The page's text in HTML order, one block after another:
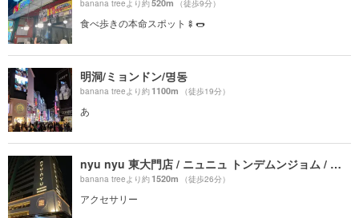
banana treeより約520m （徒歩9分）
食べ歩きの本命スポット🍢🌭
明洞/ミョンドン/명동
banana treeより約1100m （徒歩19分）
あ
nyu nyu 東大門店 / ニュニュ トンデムンジョム / 뉴뉴 동대문점
banana treeより約1520m （徒歩26分）
アクセサリー